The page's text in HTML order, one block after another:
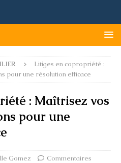
Litiges en copropriété :
pour une résolution efficace
: Maîtrisez vos
pour une
Gomez
Commentaires